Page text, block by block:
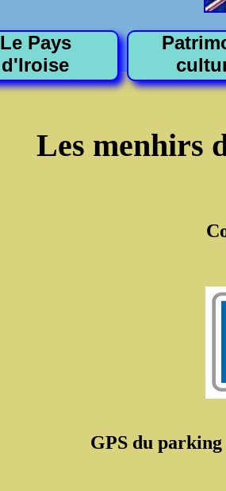
Le Pays
d'Iroise
Les menhirs
GPS du